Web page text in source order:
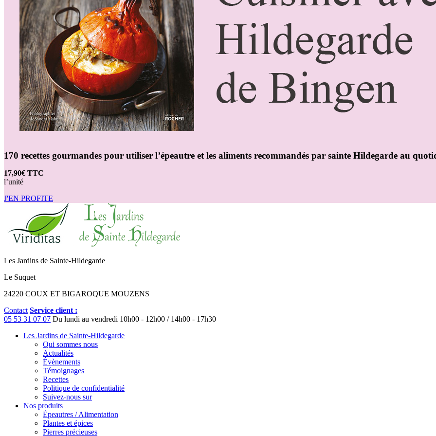
170 recettes gourmandes pour utiliser l’épeautre et les aliments recommandés par sainte Hildegarde au
17,90€ TTC
l’unité
J'EN PROFITE
Les Jardins de Sainte-Hildegarde
Le Suquet
24220 COUX ET BIGAROQUE MOUZENS
Contact Service client :
05 53 31 07 07 Du lundi au vendredi 10h00 - 12h00 / 14h00 - 17h30
Les Jardins de Sainte-Hildegarde
Qui sommes nous
Actualités
Évènements
Témoignages
Recettes
Politique de confidentialité
Suivez-nous sur
Nos produits
Épeautres / Alimentation
Plantes et épices
Pierres précieuses